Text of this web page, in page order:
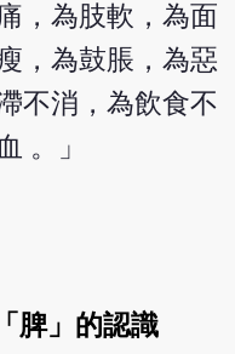
，為肢軟，為面
，為鼓脹，為惡
不消，為飲食不
。」
脾」的認識